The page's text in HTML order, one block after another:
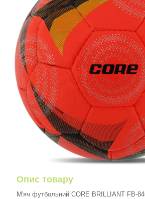
Опис товару
М'яч футбольний CORE BRILLIANT FB-